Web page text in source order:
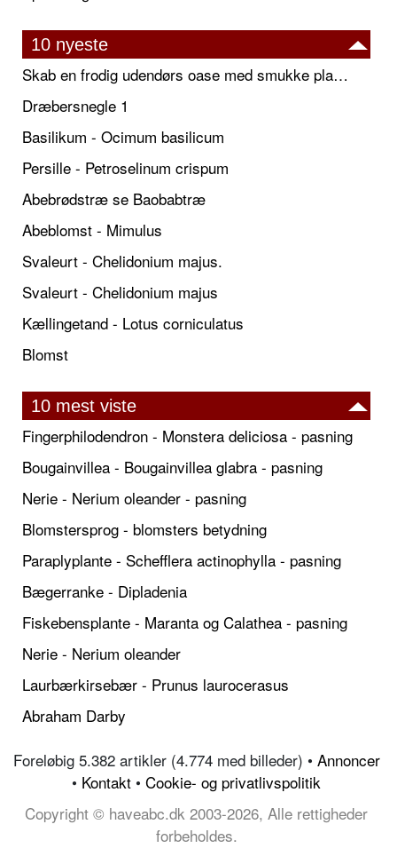
10 nyeste
Skab en frodig udendørs oase med smukke plantekrukker og elegante espalier
Dræbersnegle 1
Basilikum - Ocimum basilicum
Persille - Petroselinum crispum
Abebrødstræ se Baobabtræ
Abeblomst - Mimulus
Svaleurt - Chelidonium majus.
Svaleurt - Chelidonium majus
Kællingetand - Lotus corniculatus
Blomst
10 mest viste
Fingerphilodendron - Monstera deliciosa - pasning
Bougainvillea - Bougainvillea glabra - pasning
Nerie - Nerium oleander - pasning
Blomstersprog - blomsters betydning
Paraplyplante - Schefflera actinophylla - pasning
Bægerranke - Dipladenia
Fiskebensplante - Maranta og Calathea - pasning
Nerie - Nerium oleander
Laurbærkirsebær - Prunus laurocerasus
Abraham Darby
Foreløbig 5.382 artikler (4.774 med billeder) • Annoncer
• Kontakt • Cookie- og privatlivspolitik
Copyright © haveabc.dk 2003-2026, Alle rettigheder
forbeholdes.